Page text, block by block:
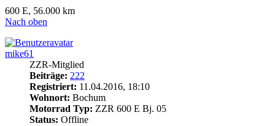
600 E, 56.000 km
Nach oben
mike61
ZZR-Mitglied
Beiträge: 222
Registriert: 11.04.2016, 18:10
Wohnort: Bochum
Motorrad Typ: ZZR 600 E Bj. 05
Status: Offline